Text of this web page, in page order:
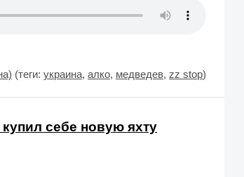
(теги: украина, алко, медведев, zz stop)
себе новую яхту